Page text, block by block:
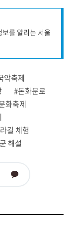
를 알리는 서울
악축제
#돈화문로
화축제
길 체험
해설
카